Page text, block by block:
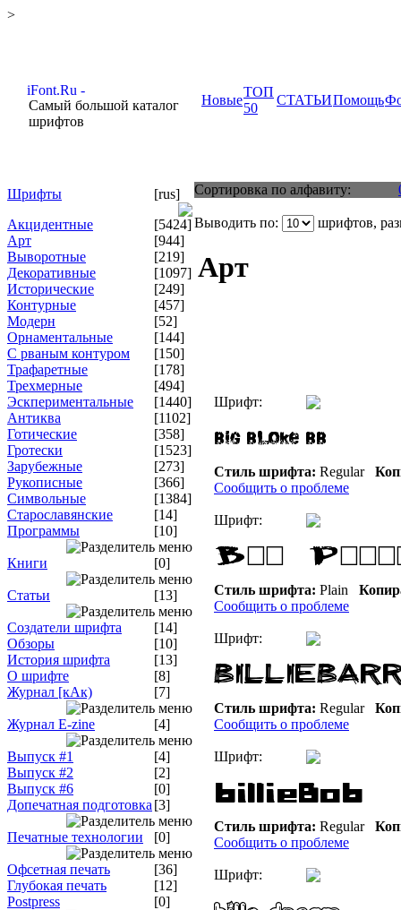
>
Самый большой каталог
шрифтов
Новые
ТОП
50
СТАТЬИПомощь
Шрифты
[rus]
Акцидентные
[5424]
Арт
[944]
Выворотные
[219]
Декоративные
[1097]
Исторические
[249]
Контурные
[457]
Модерн
[52]
Орнаментальные
[144]
С рваным контуром
[150]
Трафаретные
[178]
Трехмерные
[494]
Эскпериментальные
[1440]
Антиква
[1102]
Готические
[358]
Гротески
[1523]
Зарубежные
[273]
Рукописные
[366]
Символьные
[1384]
Старославянские
[14]
Программы
[10]
Книги [0]
Статьи [13]
Создатели шрифта
[14]
Обзоры
[10]
История шрифта
[13]
О шрифте
[8]
Журнал [кАк)
[7]
Журнал E-zine [4]
Выпуск #1
[4]
Выпуск #2
[2]
Выпуск #6
[0]
Допечатная подготовка [3]
Печатные технологии [0]
Офсетная печать
[36]
Глубокая печать
[12]
Postpress
[0]
Сортировка по алфавиту:
Выводить по: шрифтов,
Арт
Шрифт:
Стиль шрифта: Regular
Сообщить о проблеме
Шрифт:
Стиль шрифта: Plain
Сообщить о проблеме
Шрифт:
Стиль шрифта: Regular
Сообщить о проблеме
Шрифт:
Стиль шрифта: Regular
Сообщить о проблеме
Шрифт: